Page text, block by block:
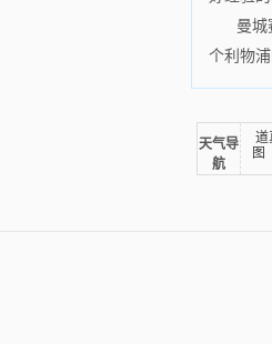
曼城
个利物
天气导
航
道
图